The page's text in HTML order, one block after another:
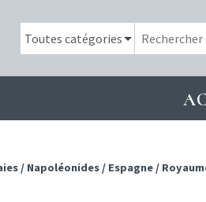
/ Napoléonides / Espagne /